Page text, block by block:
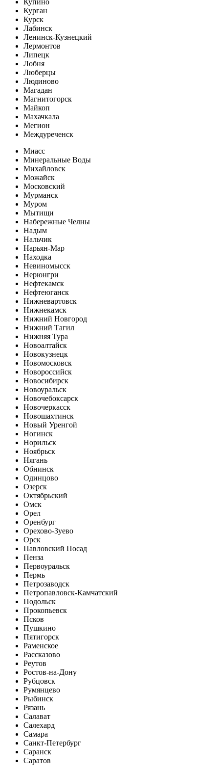
Курган
Курск
Лабинск
Ленинск-Кузнецкий
Лермонтов
Липецк
Лобня
Люберцы
Людиново
Магадан
Магнитогорск
Майкоп
Махачкала
Мегион
Междуреченск
Миасс
Минеральные Воды
Михайловск
Можайск
Московский
Мурманск
Муром
Мытищи
Набережные Челны
Надым
Нальчик
Нарьян-Мар
Находка
Невиномысск
Нерюнгри
Нефтекамск
Нефтеюганск
Нижневартовск
Нижнекамск
Нижний Новгород
Нижний Тагил
Нижняя Тура
Новоалтайск
Новокузнецк
Новомосковск
Новороссийск
Новосибирск
Новоуральск
Новочебоксарск
Новочеркасск
Новошахтинск
Новый Уренгой
Ногинск
Норильск
Ноябрьск
Нягань
Обнинск
Одинцово
Озерск
Октябрьский
Омск
Орел
Оренбург
Орехово-Зуево
Орск
Павловский Посад
Пенза
Первоуральск
Пермь
Петрозаводск
Петропавловск-Камчатский
Подольск
Прокопьевск
Псков
Пушкино
Пятигорск
Раменское
Рассказово
Реутов
Ростов-на-Дону
Рубцовск
Румянцево
Рыбинск
Рязань
Салават
Салехард
Самара
Санкт-Петербург
Саранск
Саратов